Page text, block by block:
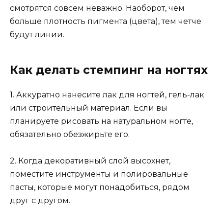
смотрятся совсем неважно. Наоборот, чем
больше плотность пигмента (цвета), тем четче
будут линии.
Как делать стемпинг на ногтях
1. Аккуратно нанесите лак для ногтей, гель-лак
или строительный материал. Если вы
планируете рисовать на натуральном ногте,
обязательно обезжирьте его.
2. Когда декоративный слой высохнет,
поместите инструменты и полировальные
пасты, которые могут понадобиться, рядом
друг с другом.